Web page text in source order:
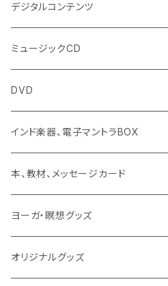
デジタルコンテンツ
チャンティング（マントラ）
ヨーガスートラ（オーディオ版）
ミュージック
動画
本／資料（PDFデータ）
トウドウ作品
ミュージックCD
イミー・ウーイ
般若心経
マントラ（ヴェーダ）
イミー・ウーイ・メッセージ
ヴェーダプラカーシャ・トウドウ
DVD
インド楽器、電子マントラBOX
タンブーラ（オンデマンド/海外直送）
電子タンブーラ
マントラBOX
本、教材、メッセージカード
本
ヴェーダプラカーシャ・トウドウ著作
ヨーガ・瞑想グッズ
シンギングボール
オリジナルグッズ